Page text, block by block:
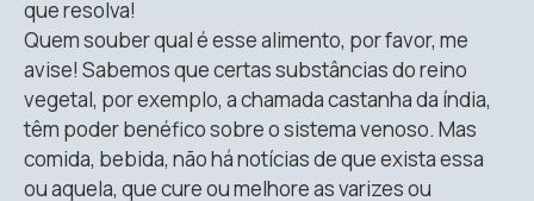
que resolva!
Quem souber qual é esse alimento, por favor, me
avise! Sabemos que certas substâncias do reino
vegetal, por exemplo, a chamada castanha da índia,
têm poder benéfico sobre o sistema venoso. Mas
comida, bebida, não há notícias de que exista essa
ou aquela, que cure ou melhore as varizes ou